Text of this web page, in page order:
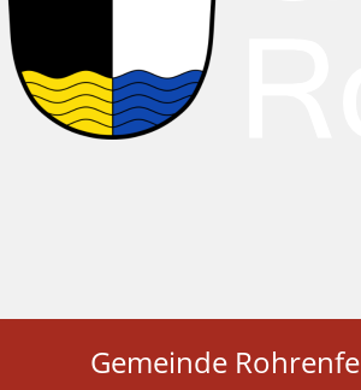
Gemeinde